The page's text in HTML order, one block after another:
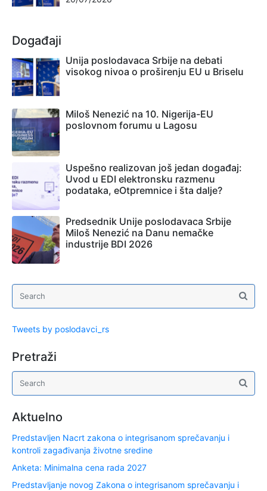
Događaji
Unija poslodavaca Srbije na debati
visokog nivoa o proširenju EU u Briselu
Miloš Nenezić na 10. Nigerija-EU
poslovnom forumu u Lagosu
Uspešno realizovan još jedan događaj:
Uvod u EDI elektronsku razmenu
podataka, eOtpremnice i šta dalje?
Predsednik Unije poslodavaca Srbije
Miloš Nenezić na Danu nemačke
industrije BDI 2026
Tweets by poslodavci_rs
Pretraži
Aktuelno
Predstavljen Nacrt zakona o integrisanom sprečavanju i
kontroli zagađivanja životne sredine
Anketa: Minimalna cena rada 2027
Predstavljanje novog Zakona o integrisanom sprečavanju i